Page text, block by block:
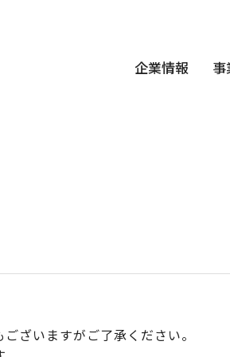
企業情報
ざいますがご了承ください。